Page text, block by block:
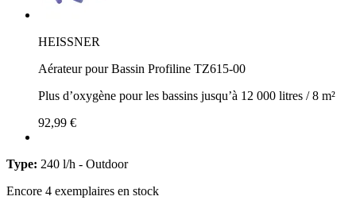
HEISSNER
Aérateur pour Bassin Profiline TZ615-00
Plus d’oxygène pour les bassins jusqu’à 12 000 litres / 8 m²
92,99 €
Type: 240 l/h - Outdoor
Encore 4 exemplaires en stock